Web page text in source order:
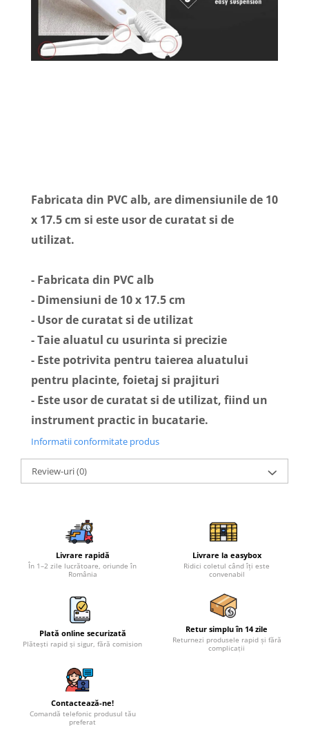
Fabricata din PVC alb, are dimensiunile de 10
x 17.5 cm si este usor de curatat si de
utilizat.
- Fabricata din PVC alb
- Dimensiuni de 10 x 17.5 cm
- Usor de curatat si de utilizat
- Taie aluatul cu usurinta si precizie
- Este potrivita pentru taierea aluatului
pentru placinte, foietaj si prajituri
- Este usor de curatat si de utilizat, fiind un
instrument practic in bucatarie.
Informatii conformitate produs
Review-uri(0)
Livrare rapidă
În 1–2 zile lucrătoare, oriunde în
România
Livrare la easybox
Ridici coletul când îți este
convenabil
Plată online securizată
Plătești rapid și sigur, fără comision
Retur simplu în 14 zile
Returnezi produsele rapid și fără
complicații
Contactează-ne!
Comandă telefonic produsul tău
preferat